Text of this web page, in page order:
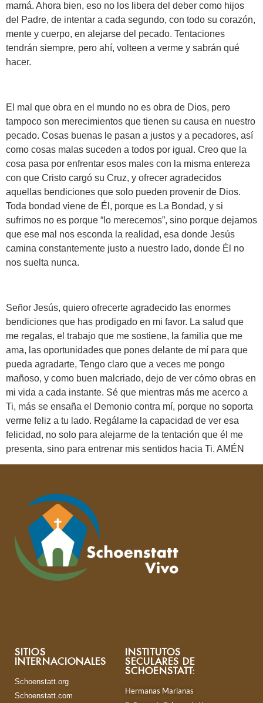
mamá. Ahora bien, eso no los libera del deber como hijos
del Padre, de intentar a cada segundo, con todo su corazón,
mente y cuerpo, en alejarse del pecado. Tentaciones
tendrán siempre, pero ahí, volteen a verme y sabrán qué
hacer.
El mal que obra en el mundo no es obra de Dios, pero
tampoco son merecimientos que tienen su causa en nuestro
pecado. Cosas buenas le pasan a justos y a pecadores, así
como cosas malas suceden a todos por igual. Creo que la
cosa pasa por enfrentar esos males con la misma entereza
con que Cristo cargó su Cruz, y ofrecer agradecidos
aquellas bendiciones que solo pueden provenir de Dios.
Toda bondad viene de Él, porque es La Bondad, y si
sufrimos no es porque “lo merecemos”, sino porque dejamos
que ese mal nos esconda la realidad, esa donde Jesús
camina constantemente justo a nuestro lado, donde Él no
nos suelta nunca.
Señor Jesús, quiero ofrecerte agradecido las enormes
bendiciones que has prodigado en mi favor. La salud que
me regalas, el trabajo que me sostiene, la familia que me
ama, las oportunidades que pones delante de mí para que
pueda agradarte, Tengo claro que a veces me pongo
mañoso, y como buen malcriado, dejo de ver cómo obras en
mi vida a cada instante. Sé que mientras más me acerco a
Ti, más se ensaña el Demonio contra mí, porque no soporta
verme feliz a tu lado. Regálame la capacidad de ver esa
felicidad, no solo para alejarme de la tentación que él me
presenta, sino para entrenar mis sentidos hacia Ti. AMÉN
SITIOS
INTERNACIONALES
Schoenstatt.org
Schoenstatt.com
INSTITUTOS
SECULARES DE
SCHOENSTATT:
Hermanas Marianas